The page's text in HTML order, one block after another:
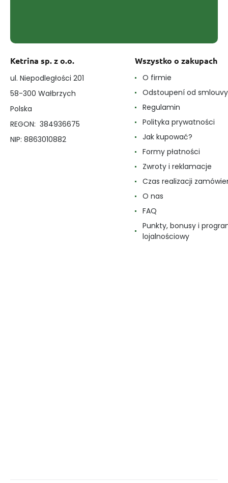
Ketrina sp. z o.o.
ul. Niepodległości 201
58-300 Wałbrzych
Polska
REGON: 384936675
NIP: 8863010882
Wszystko o zakupach
O firmie
Odstoupení od smlouvy
Regulamin
Polityka prywatności
Jak kupować?
Formy płatności
Zwroty i reklamacje
Czas realizacji
O nas
FAQ
Punkty, bonusy i
lojalnościowy